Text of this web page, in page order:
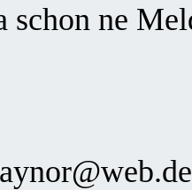
schon ne